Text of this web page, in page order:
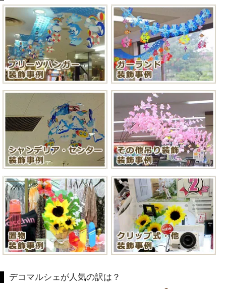
デコマルシェが人気の訳は？